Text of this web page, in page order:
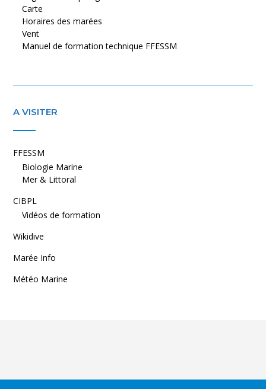
Carte
Horaires des marées
Vent
Manuel de formation technique FFESSM
A VISITER
FFESSM
Biologie Marine
Mer & Littoral
CIBPL
Vidéos de formation
Wikidive
Marée Info
Météo Marine